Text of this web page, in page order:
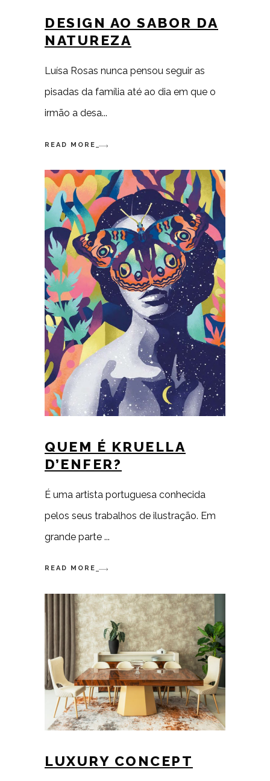
DESIGN AO SABOR DA
NATUREZA
Luísa Rosas nunca pensou seguir as
pisadas da família até ao dia em que o
irmão a desa
READ MORE
QUEM É KRUELLA
D’ENFER?
É uma artista portuguesa conhecida
pelos seus trabalhos de ilustração. Em
grande parte
READ MORE
LUXURY CONCEPT